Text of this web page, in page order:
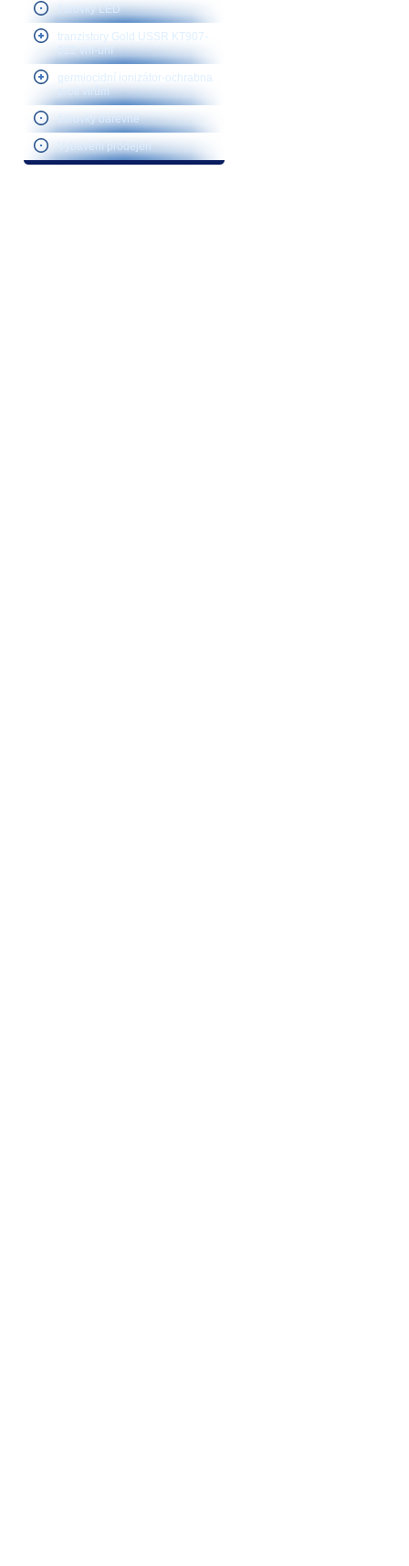
žárovky LED
tranzistory Gold USSR KT907-
922 vhf-uhf
germiocidní ionizátor-ochrabna
proti virům
žárovky barevné
Vybavení prodejen